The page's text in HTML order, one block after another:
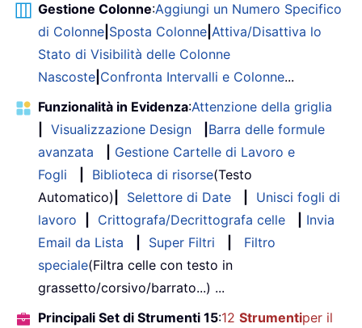
Gestione Colonne:Aggiungi un Numero Specifico
di Colonne Sposta Colonne Attiva/Disattiva lo
Stato di Visibilità delle Colonne
Nascoste Confronta Intervalli e Colonne...
Funzionalità in Evidenza:Attenzione della griglia
Visualizzazione Design
Barra delle formule
avanzata
Gestione Cartelle di Lavoro e
Fogli
Biblioteca di risorse(Testo
Automatico)
Selettore di Date
Unisci fogli di
lavoro
Crittografa/Decrittografa celle
Invia
Email da Lista
Super Filtri
Filtro
speciale(Filtra celle con testo in
grassetto/corsivo/barrato...) ...
Principali Set di Strumenti 15:12 Strumentiper il